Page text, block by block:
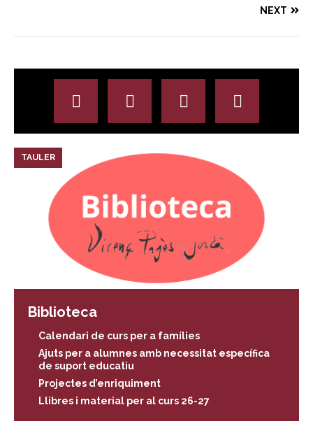
NEXT
TAULER
Biblioteca
Calendari de curs per a famílies
Ajuts per a alumnes amb necessitat específica
de suport educatiu
Projectes d’enriquiment
Llibres i material per al curs 26-27